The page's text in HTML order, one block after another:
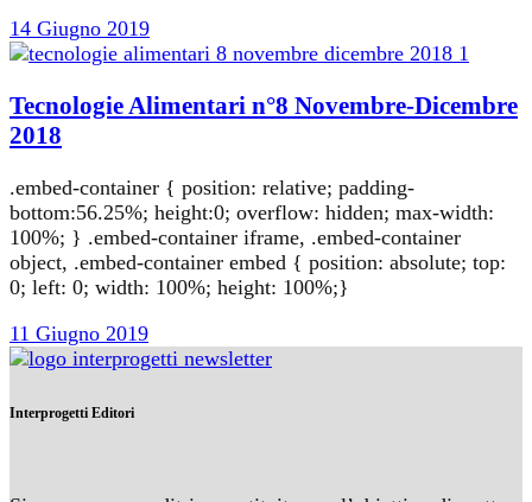
14 Giugno 2019
Tecnologie Alimentari n°8 Novembre-Dicembre
2018
.embed-container { position: relative; padding-
bottom:56.25%; height:0; overflow: hidden; max-width:
100%; } .embed-container iframe, .embed-container
object, .embed-container embed { position: absolute; top:
0; left: 0; width: 100%; height: 100%;}
11 Giugno 2019
Interprogetti Editori